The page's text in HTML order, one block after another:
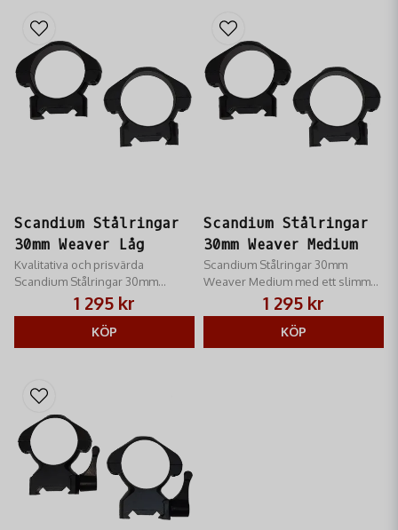
Scandium Stålringar
30mm Weaver Låg
Kvalitativa och prisvärda
Scandium Stålringar 30mm
Weaver Låg med ett slimmat och
snyggt utseende
1 295 kr
KÖP
Scandium Stålringar
30mm Weaver Medium
Scandium Stålringar 30mm
Weaver Medium med ett slimmat
och snyggt utseende
1 295 kr
KÖP